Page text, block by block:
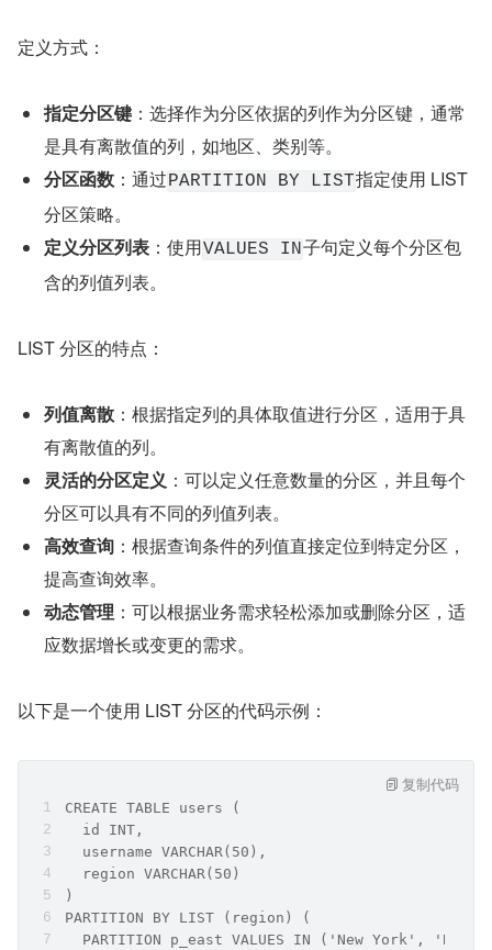
定义方式：
指定分区键 ：选择作为分区依据的列作为分区键，通常
是具有离散值的列，如地区、类别等。
分区函数 ：通过PARTITION BY LIST指定使用 LIST
分区策略。
定义分区列表 ：使用VALUES IN子句定义每个分区包
含的列值列表。
LIST 分区的特点：
列值离散 ：根据指定列的具体取值进行分区，适用于具
有离散值的列。
灵活的分区定义 ：可以定义任意数量的分区，并且每个
分区可以具有不同的列值列表。
高效查询 ：根据查询条件的列值直接定位到特定分区，
提高查询效率。
动态管理 ：可以根据业务需求轻松添加或删除分区，适
应数据增长或变更的需求。
以下是一个使用 LIST 分区的代码示例：
CREATE TABLE users (
  id INT,
  username VARCHAR(50),
  region VARCHAR(50)
)
PARTITION BY LIST (region) (
PARTITION p_east VALUES IN ('New York',
复制代码